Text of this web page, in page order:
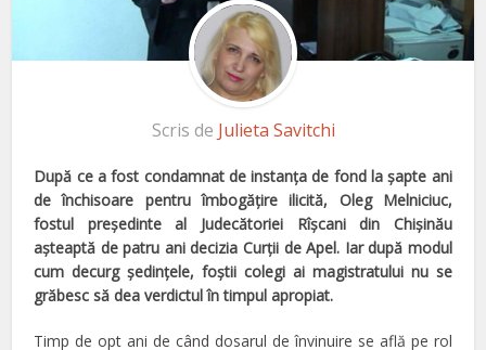
Scris de Julieta Savitchi
După ce a fost condamnat de instanţa de fond la şapte ani
de închisoare pentru îmbogăţire ilicită, Oleg Melniciuc,
fostul preşedinte al Judecătoriei Rîşcani din Chişinău
aşteaptă de patru ani decizia Curţii de Apel. Iar după modul
cum decurg şedinţele, foştii colegi ai magistratului nu se
grăbesc să dea verdictul în timpul apropiat.
Timp de opt ani de când dosarul de învinuire se află pe rol